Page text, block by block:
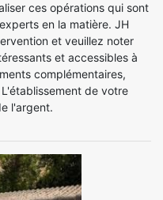
ces opérations qui sont
en la matière. JH
et veuillez noter
et accessibles à
complémentaires,
de votre
l'argent.